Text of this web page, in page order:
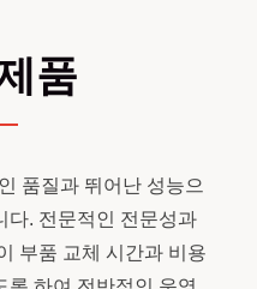
품
품질과 뛰어난 성능으
다. 전문적인 전문성과
부품 교체 시간과 비용